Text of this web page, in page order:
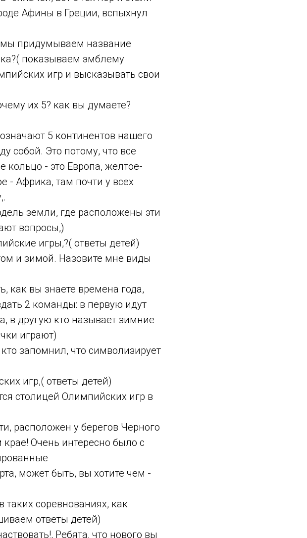
Афины в Греции, вспыхнул
мы придумываем название
показываем эмблему
игр и высказывать свои
их 5? как вы думаете?
5 континентов нашего
собой. Это потому, что все
кольцо - это Европа, желтое-
- Африка, там почти у всех
земли, где расположены эти
вопросы,)
игры,?( ответы детей)
и зимой. Назовите мне виды
как вы знаете времена года,
2 команды: в первую идут
в другую кто называет зимние
играют)
запомнил, что символизирует
игр,( ответы детей)
столицей Олимпийских игр в
расположен у берегов Черного
Очень интересно было с
может быть, вы хотите чем -
таких соревнованиях, как
ответы детей)
Ребята, что нового вы